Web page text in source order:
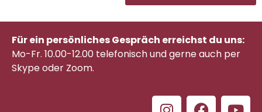
Für ein persönliches Gespräch erreichst du uns:
Mo-Fr. 10.00-12.00 telefonischund gerne auch per
Skype oder Zoom.